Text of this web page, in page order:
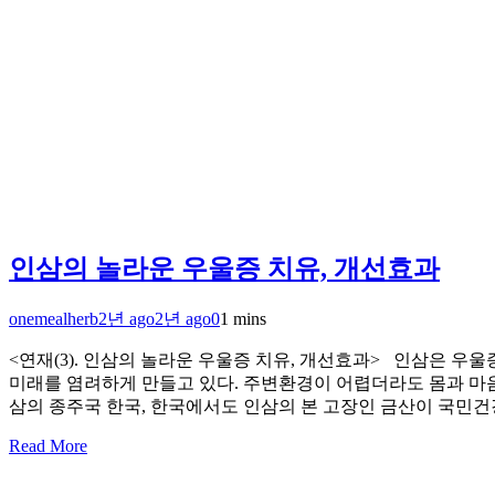
인삼의 놀라운 우울증 치유, 개선효과
onemealherb2년 ago2년 ago01 mins
<연재(3). 인삼의 놀라운 우울증 치유, 개선효과> 인삼은 우
미래를 염려하게 만들고 있다. 주변환경이 어렵더라도 몸과
삼의 종주국 한국, 한국에서도 인삼의 본 고장인 금산이 국민
Read More